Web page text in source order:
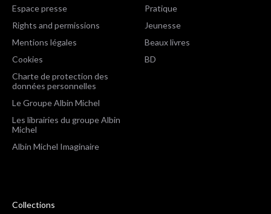
Espace presse
Rights and permissions
Mentions légales
Cookies
Charte de protection des
données personnelles
Le Groupe Albin Michel
Les librairies du groupe Albin
Michel
Albin Michel Imaginaire
Pratique
Jeunesse
Beaux livres
BD
Collections